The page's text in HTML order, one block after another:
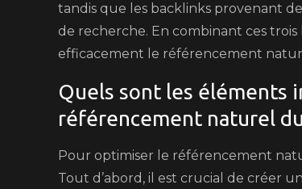
tandis que les backlinks provenant
de recherche. En combinant ces trois
efficacement le référencement
Quels sont les éléments
référencement naturel
Pour optimiser le référencement
Tout d’abord, il est crucial de créer